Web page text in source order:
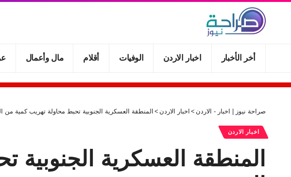
أخر الأخبار اخبار الاردن الوفيات أقلام مال وأعمال
صراحة نيوز | اخبار - الاردن > اخبار الاردن > المنطقة العسكرية الجنوبية تحبط محاولة تهريب كمية من
اخبار الاردن
المنطقة العسكرية